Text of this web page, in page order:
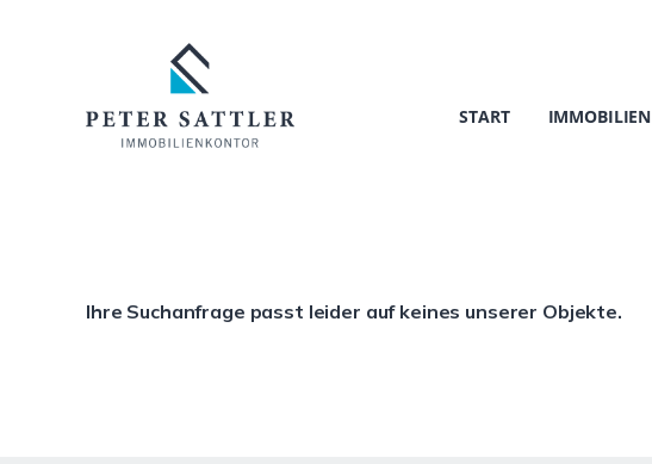
START IMMOBILIEN
Ihre Suchanfrage passt leider auf keines unserer Objekte.